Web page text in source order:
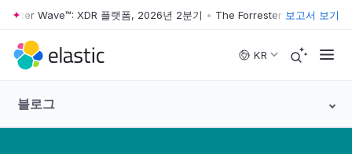
Skip to main content
Wave™: XDR 플랫폼, 2026년 2분기 • The Forrester Wave™: XDR 플랫
보고서 보기
KR
블로그